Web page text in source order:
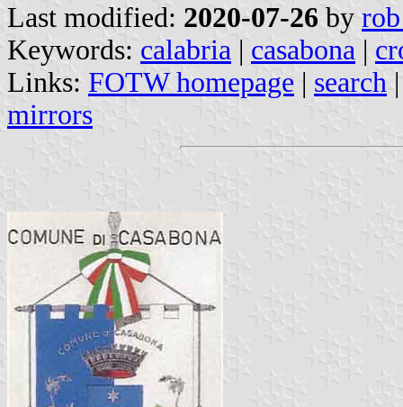
Last modified: 2020-07-26 by
Keywords: calabria | casabona |
Links: FOTW homepage | search
mirrors